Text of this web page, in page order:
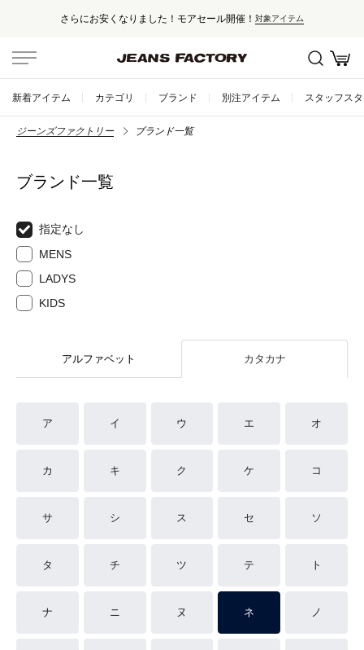
さらにお安くなりました！モアセール開催！ 対象アイテム
新着アイテム カテゴリ ブランド 別注アイテム スタッフス
ジーンズファクトリー ブランド一覧
ブランド一覧
指定なし
MENS
LADYS
KIDS
アルファベット カタカナ
ア イ ウ エ オ
カ キ ク ケ コ
サ シ ス セ ソ
タ チ ツ テ ト
ナ ニ ヌ ネ ノ